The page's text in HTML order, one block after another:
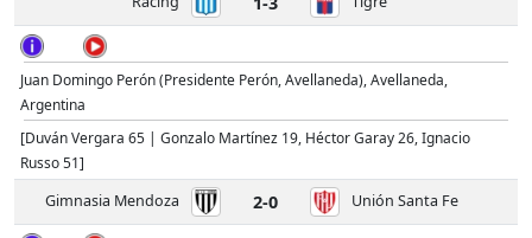
Juan Domingo Perón (Presidente Perón, Avellaneda), Avellaneda,
Argentina
[Duván Vergara 65 | Gonzalo Martínez 19, Héctor Garay 26, Ignacio
Russo 51]
Gimnasia Mendoza
2-0 Unión Santa Fe